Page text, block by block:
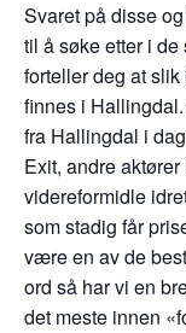
Svaret på disse
til å søke etter i
forteller deg at
finnes i
fra Hallingdal i
Exit, andre
videreformidle
som stadig får
være en av de
ord så har vi en
det meste innen